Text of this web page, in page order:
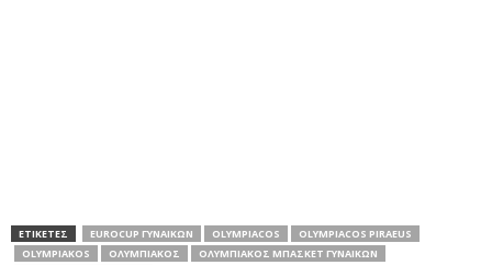
ΕΤΙΚΕΤΕΣ EUROCUP ΓΥΝΑΙΚΩΝ OLYMPIACOS
OLYMPIACOS PIRAEUS
OLYMPIAKOS
ΟΛΥΜΠΙΑΚΟΣ
ΟΛΥΜΠΙΑΚΟΣ ΜΠΑΣΚΕΤ ΓΥΝΑΙΚΩΝ